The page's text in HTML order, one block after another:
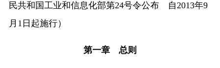
民共和国工业和信息化部第24号令公布 自2013年9
月1日起施行）
第一章 总则